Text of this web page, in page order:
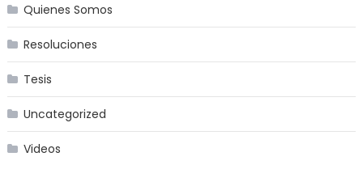
Quienes Somos
Resoluciones
Tesis
Uncategorized
Videos